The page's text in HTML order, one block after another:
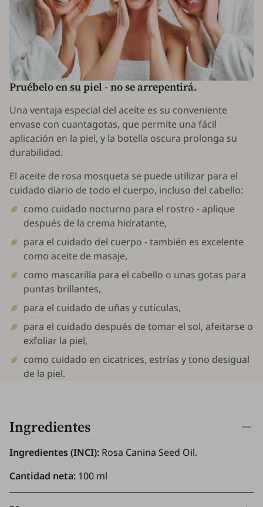
Pruébelo en su piel - no se arrepentirá.
Una ventaja especial del aceite es su conveniente
envase con cuantagotas, que permite una fácil
aplicación en la piel, y la botella oscura prolonga su
durabilidad.
El aceite de rosa mosqueta se puede utilizar para el
cuidado diario de todo el cuerpo, incluso del cabello:
como cuidado nocturno para el rostro - aplique
después de la crema hidratante,
para el cuidado del cuerpo - también es excelente
como aceite de masaje,
como mascarilla para el cabello o unas gotas para
puntas brillantes,
para el cuidado de uñas y cutículas,
para el cuidado después de tomar el sol, afeitarse o
exfoliar la piel,
como cuidado en cicatrices, estrías y tono desigual
de la piel.
Ingredientes
Ingredientes (INCI): Rosa Canina Seed Oil.
Cantidad neta: 100 ml